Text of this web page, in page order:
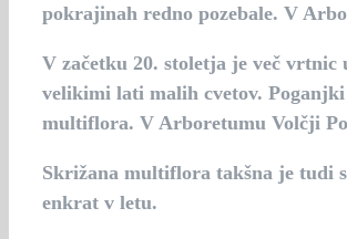
pokrajinah redno pozebale. V
V začetku 20. stoletja je več
velikimi lati malih cvetov.
multiflora. V Arboretumu Volčji
Skrižana multiflora takšna je tudi
enkrat v letu.